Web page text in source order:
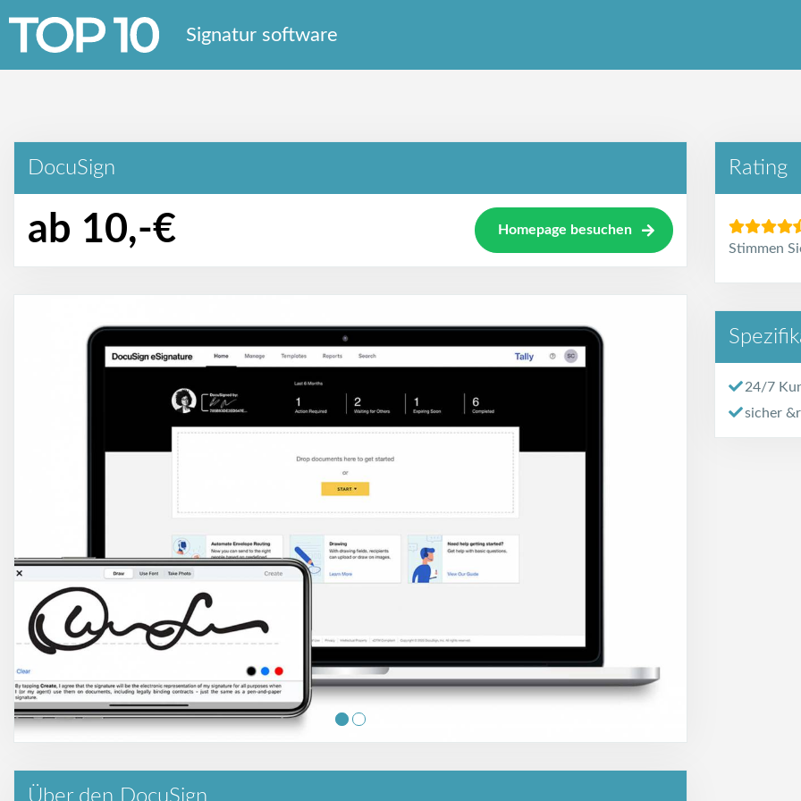
Signatur software
DocuSign
ab 10,-€ Homepage besuchen
Über den DocuSign
Rating
Stimmen
24/7
sicher